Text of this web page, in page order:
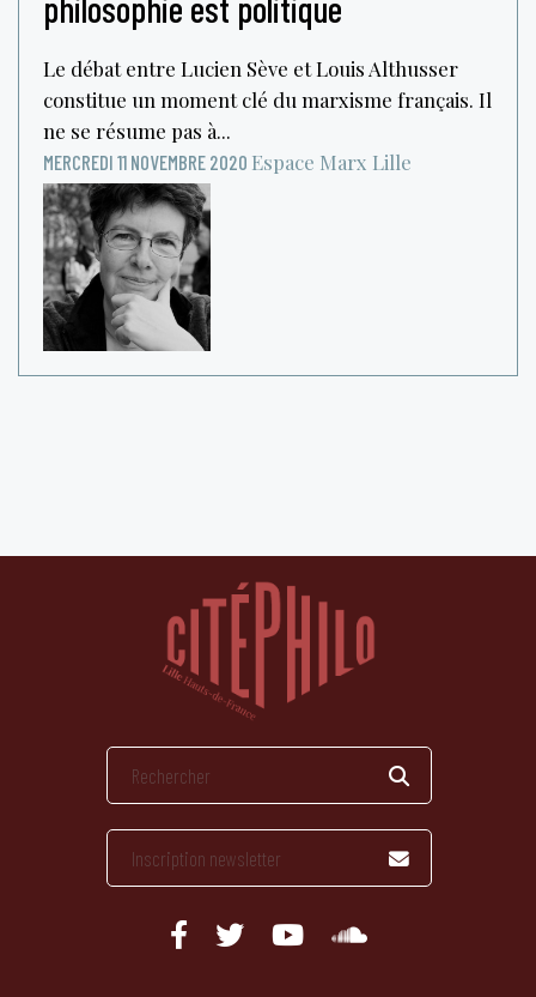
Le débat entre Lucien Sève et Louis Althusser
constitue un moment clé du marxisme français. Il
ne se résume pas à...
MERCREDI 11 NOVEMBRE 2020 Espace Marx Lille